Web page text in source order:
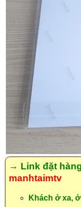
→ Link đặt
manhtaimtv
Khách ở xa,